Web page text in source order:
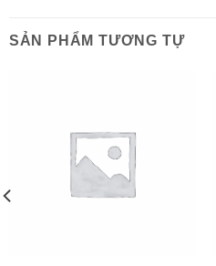
SẢN PHẨM TƯƠNG TỰ